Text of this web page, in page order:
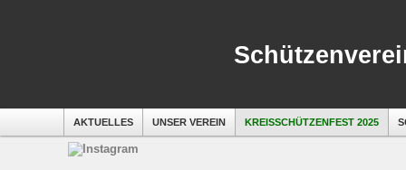
AKTUELLES UNSER VEREIN KREISSCHÜTZENFEST 2025